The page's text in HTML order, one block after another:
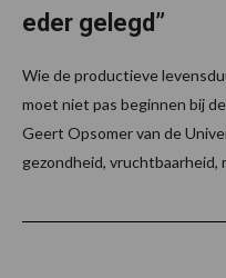
eder gelegd”
Wie de productieve
moet niet pas beginnen bij
Geert Opsomer van de
gezondheid, vruchtbaarheid,